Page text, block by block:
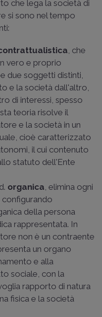
che lega la società di
si sono nel tempo
, che
vero e proprio
due soggetti distinti,
e la società dall'altro,
di interessi, spesso
teoria risolve il
e la società in un
cioè caratterizzato
il cui contenuto
statuto dell'Ente
organica, elimina ogni
configurando
della persona
rappresentata. In
non è un contraente
un organo
e alla
sociale, con la
rapporto di natura
fisica e la società